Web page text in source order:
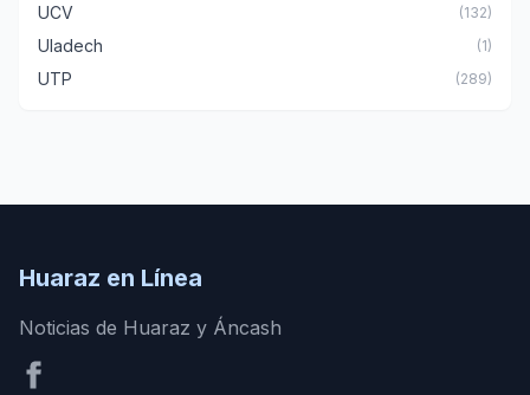
UCV (132)
Uladech (1)
UTP (289)
Huaraz en Línea
Noticias de Huaraz y Áncash